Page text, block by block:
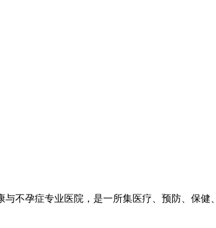
不孕症专业医院，是一所集医疗、预防、保